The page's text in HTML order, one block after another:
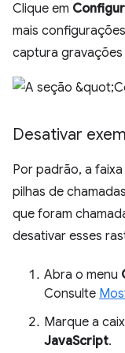
Clique em
mais
captura
Desativar
Por padrão, a faixa
pilhas de
que foram
desativar esses
Abra o menu
Consulte
Marque a
JavaScript.